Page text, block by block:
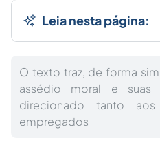
Leia nesta página:
O texto traz, de forma
assédio moral e suas
direcionado tanto
empregados